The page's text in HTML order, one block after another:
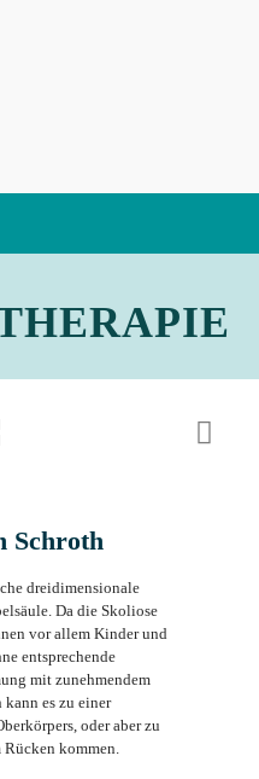
Schroth
dreidimensionale
Da die Skoliose
vor allem Kinder und
entsprechende
mit zunehmendem
kann es zu einer
oder aber zu
Rücken kommen.